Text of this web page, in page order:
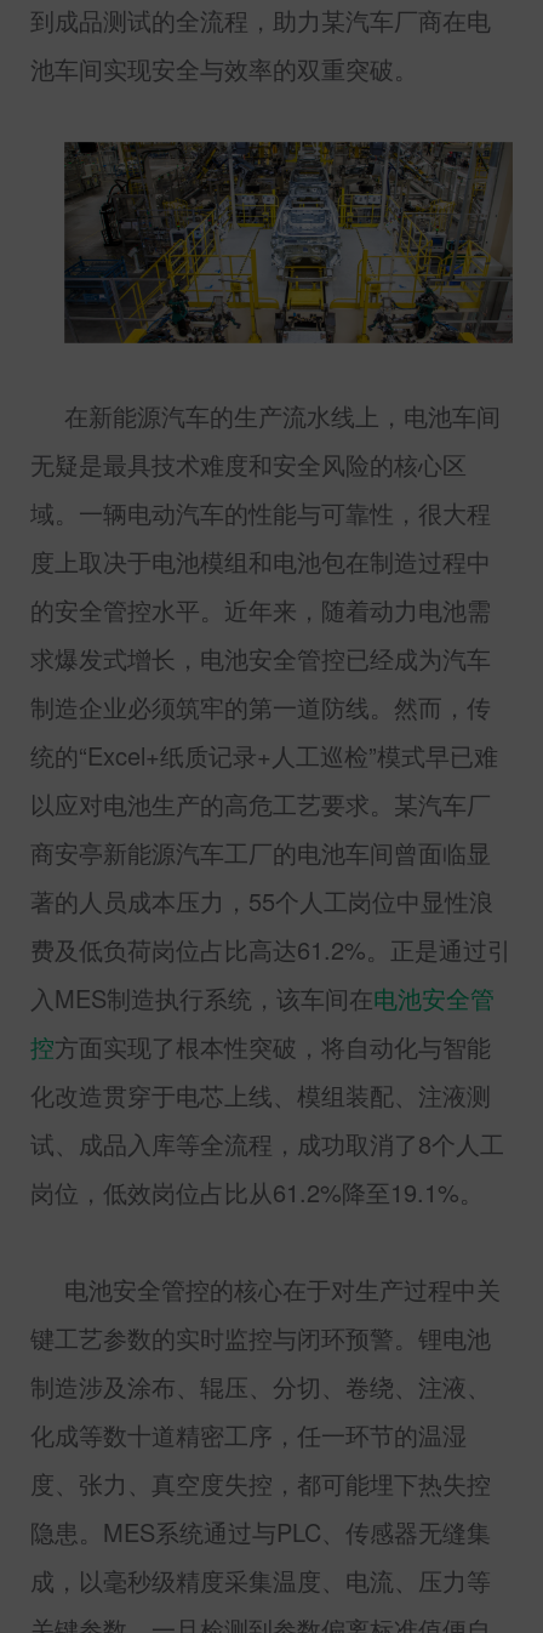
到成品测试的全流程，助力某汽车厂商在电
池车间实现安全与效率的双重突破。
在新能源汽车的生产流水线上，电池车间
无疑是最具技术难度和安全风险的核心区
域。一辆电动汽车的性能与可靠性，很大程
度上取决于电池模组和电池包在制造过程中
的安全管控水平。近年来，随着动力电池需
求爆发式增长，电池安全管控已经成为汽车
制造企业必须筑牢的第一道防线。然而，传
统的“Excel+纸质记录+ 人工巡检”模式早已难
以应对电池生产的高危工艺要求。某汽车厂
商安亭新能源汽车工厂的电池车间曾面临显
著的人员成本压力， 55个人工岗位中显性浪
费及低负荷岗位占比高达61.2%。正是通过引
入 MES制造执行系统，该车间在电池安全管
控方面实现了根本性突破，将自动化与智能
化改造贯穿于电芯上线、模组装配、注液测
试、成品入库等全流程，成功取消了8个人工
岗位，低效岗位占比从61.2%降至19.1%。
电池安全管控的核心在于对生产过程中关
键工艺参数的实时监控与闭环预警。锂电池
制造涉及涂布、辊压、分切、卷绕、注液、
化成等数十道精密工序，任一环节的温湿
度、张力、真空度失控，都可能埋下热失控
隐患。 MES系统通过与PLC、传感器无缝集
成，以毫秒级精度采集温度、电流、压力等